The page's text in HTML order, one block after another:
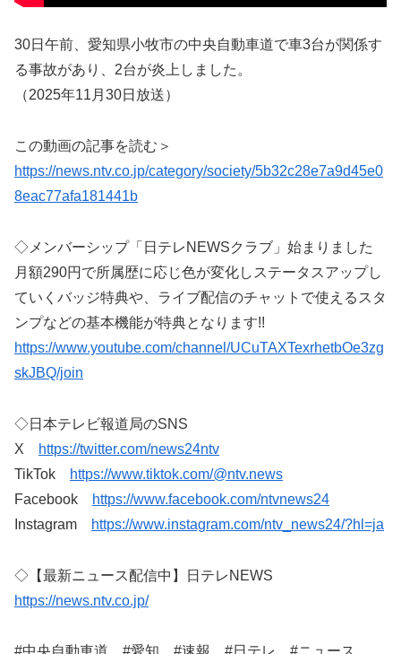
30日午前、愛知県小牧市の中央自動車道で車3台が関係す
る事故があり、2台が炎上しました。
（2025年11月30日放送）
この動画の記事を読む＞
https://news.ntv.co.jp/category/society/5b32c28e7a9d45e0
8eac77afa181441b
◇メンバーシップ「日テレNEWSクラブ」始まりました
月額290円で所属歴に応じ色が変化しステータスアップし
ていくバッジ特典や、ライブ配信のチャットで使えるスタ
ンプなどの基本機能が特典となります!!
https://www.youtube.com/channel/UCuTAXTexrhetbOe3zg
skJBQ/join
◇日本テレビ報道局のSNS
X
https://twitter.com/news24ntv
TikTok
https://www.tiktok.com/@ntv.news
Facebook
https://www.facebook.com/ntvnews24
Instagram
https://www.instagram.com/ntv_news24/?hl=ja
◇【最新ニュース配信中】日テレNEWS
https://news.ntv.co.jp/